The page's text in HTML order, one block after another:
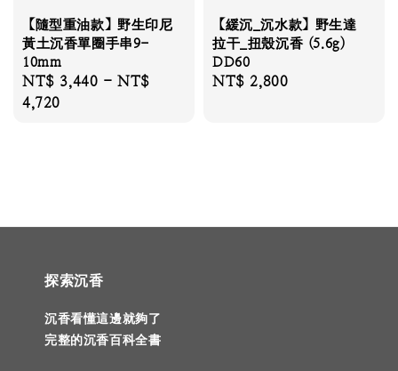
【隨型重油款】野生印尼
黃土沉香單圈手串9-
10mm
Regular
price
NT$ 3,440 -NT$
4,720
【緩沉_沉水款】野生達
拉干_扭殼沉香 (5.6g)
DD60
Regular
NT$ 2,800
探索沉香
沉香看懂這邊就夠了
完整的沉香百科全書